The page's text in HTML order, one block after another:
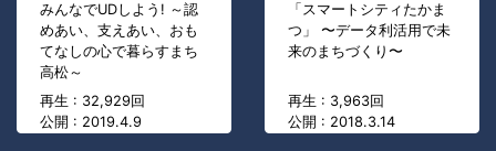
みんなでUDしよう! ～認
めあい、支えあい、おも
てなしの心で暮らすまち
高松～
再生 : 32,929回
公開 : 2019.4.9
「スマートシティたかま
つ」 〜データ利活用で未
来のまちづくり〜
再生 : 3,963回
公開 : 2018.3.14